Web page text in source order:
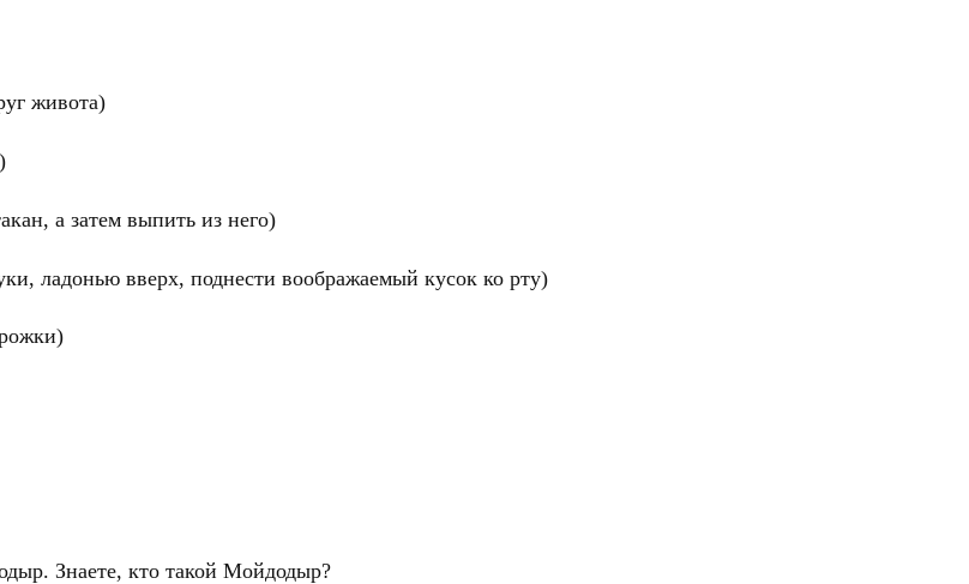
живота)
а затем выпить из него)
ладонью вверх, поднести воображаемый кусок ко рту)
Знаете, кто такой Мойдодыр?